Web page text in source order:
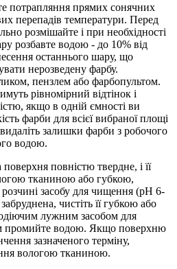
потрапляння прямих сонячних
перепадів температури. Перед
розмішайте і при необхідності
розбавте водою - до 10% від
останнього шару, що
нерозведену фарбу.
пензлем або фарбопультом.
рівномірний відтінок і
якщо в одній ємності ви
фарби для всієї вибраної площі
залишки фарби з робочого
водою.
повністю твердне, і її
тканиною або губкою,
засобу для чищення (pH 6-
чистіть її губкою або
лужним засобом для
промийте водою. Якщо поверхню
зазначеного терміну,
вологою тканиною.